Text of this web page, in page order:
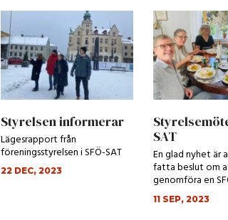
Styrelsen informerar
Lägesrapport från
föreningsstyrelsen i SFÖ-SAT
22 DEC, 2023
SAT
En glad nyhet är
fatta beslut om
genomföra en
konferens 2024!
11 SEP, 2023